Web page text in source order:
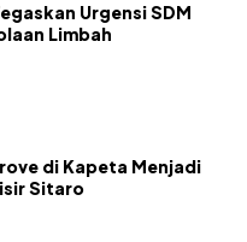
Urgensi SDM
Limbah
di Kapeta Menjadi
Sitaro